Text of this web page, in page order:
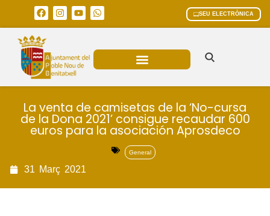
SEU ELECTRÒNICA
La venta de camisetas de la ‘No-cursa
de la Dona 2021’ consigue recaudar 600
euros para la asociación Aprosdeco
General
31 Març 2021